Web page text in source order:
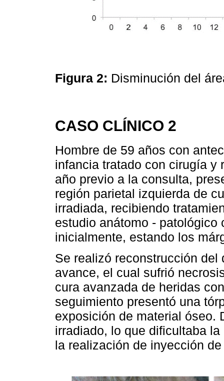
Figura 2: Disminución del
CASO CLÍNICO 2
Hombre de 59 años con
infancia tratado con cirugía y
año previo a la consulta,
región parietal izquierda de
irradiada, recibiendo
estudio anátomo -
inicialmente, estando los
Se realizó reconstrucción
avance, el cual sufrió
cura avanzada de heridas
seguimiento presentó una
exposición de material óseo.
irradiado, lo que dificultaba
la realización de inyección de